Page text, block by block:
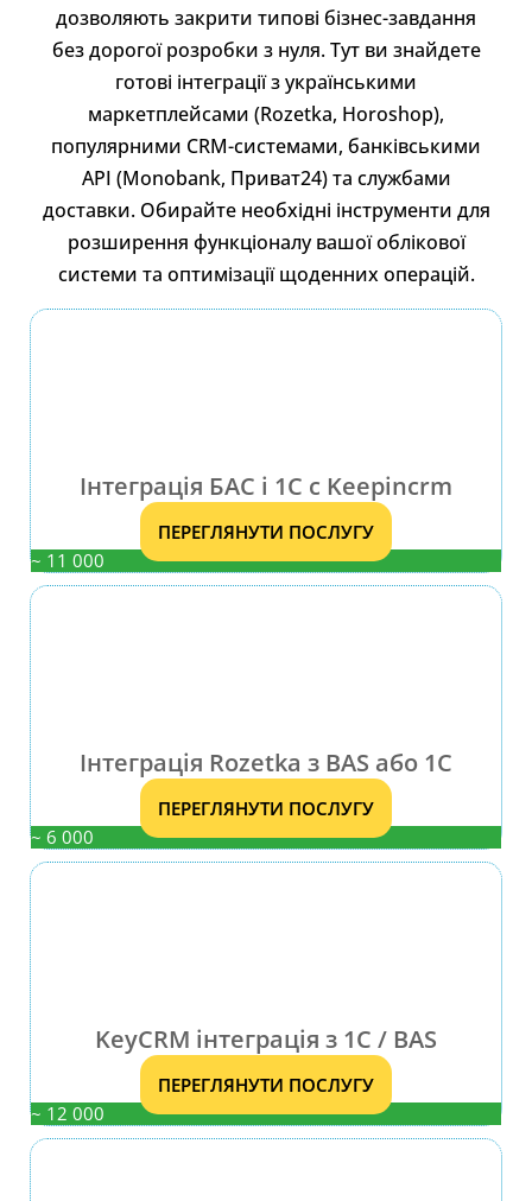
дозволяють закрити типові бізнес-завдання
без дорогої розробки з нуля. Тут ви знайдете
готові інтеграції з українськими
маркетплейсами (Rozetka, Horoshop),
популярними CRM-системами, банківськими
API (Monobank, Приват24) та службами
доставки. Обирайте необхідні інструменти для
розширення функціоналу вашої облікової
системи та оптимізації щоденних операцій.
Інтеграція БАС і 1С с Keepincrm
ПЕРЕГЛЯНУТИ ПОСЛУГУ
~ 11 000
Інтеграція Rozetka з BAS або 1С
ПЕРЕГЛЯНУТИ ПОСЛУГУ
~ 6 000
KeyCRM інтеграція з 1C / BAS
ПЕРЕГЛЯНУТИ ПОСЛУГУ
~ 12 000